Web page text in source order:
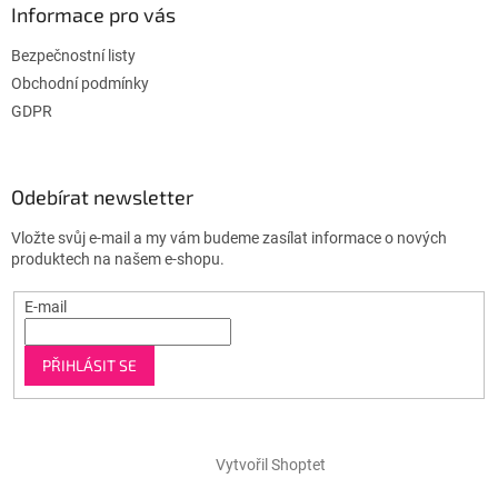
Informace pro vás
Bezpečnostní listy
Obchodní podmínky
GDPR
Odebírat newsletter
Vložte svůj e-mail a my vám budeme zasílat informace o nových
produktech na našem e-shopu.
E-mail
PŘIHLÁSIT SE
Vytvořil Shoptet